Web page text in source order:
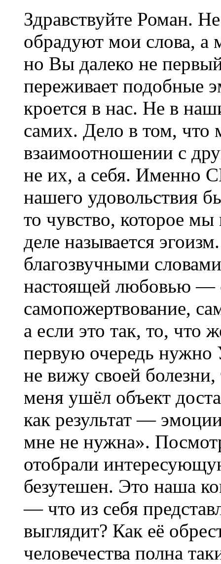
Здравствуйте Роман.
обрадуют мои слова, а
но Вы далеко не
переживает подобные
кроется в нас. Не в
самих. Дело в том,
взаимоотношении с
не их, а себя. Именно
нашего удовольствия
то чувство, которое
деле называется
благозвучными
настоящей любовью —
самопожертвование,
а если это так, то, что
первую очередь
не вижу своей
меня ушёл объект
как результат —
мне не нужна».
отобрали
безутешен. Это наша
— что из себя
выглядит? Как её
человечества полна